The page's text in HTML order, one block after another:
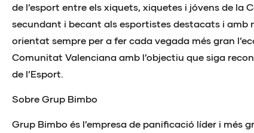
de l’esport entre els xiquets, xiquetes i jóvens de la
secundant i becant als esportistes destacats i amb
orientat sempre per a fer cada vegada més gran
Comunitat Valenciana amb l’objectiu que siga
de l’Esport.
Sobre Grup Bimbo
Grup Bimbo és l’empresa de panificació líder i més